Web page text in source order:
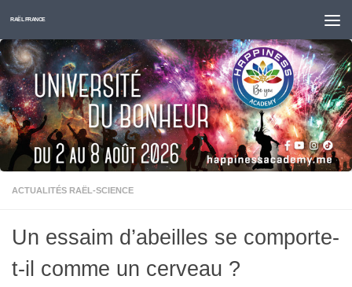
Skip to content
RAËL FRANCE
ACTUALITÉS RAËL-SCIENCE
Un essaim d’abeilles se comporte-
t-il comme un cerveau ?